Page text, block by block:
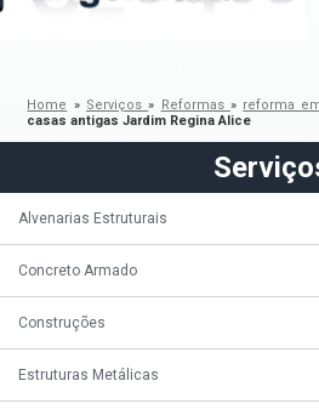
Home » Serviços» Reformas » reforma
casas antigas Jardim Regina Alice
Alvenarias Estruturais
Concreto Armado
Construções
Estruturas Metálicas